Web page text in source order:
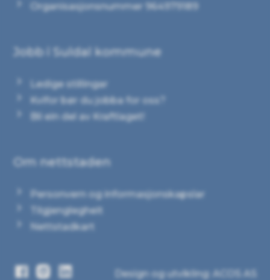
Organisasjonsnummer 964979189
Jobb i Suldal kommune
Ledige stillingar
Kvifor bør du jobba for oss?
Bli ein del av Kraftlaget!
Om nettstaden
Personvern og informasjonskapslar
Tilgjenglegheit
Nettstadkart
FacebookInstagramLinkedIn Design og utvikling: ACOS AS